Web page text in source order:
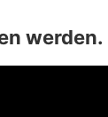
werden.